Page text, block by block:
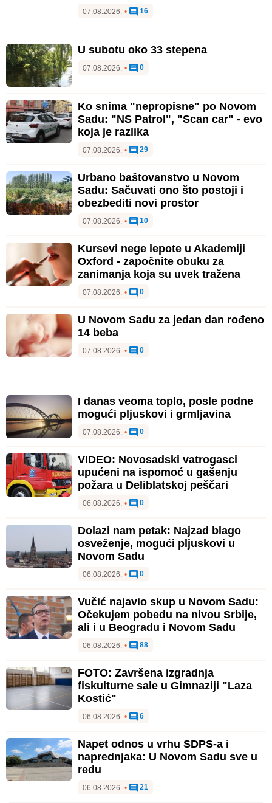
07.08.2026. • 16
U subotu oko 33 stepena
07.08.2026. • 0
Ko snima "nepropisne" po Novom
Sadu: "NS Patrol", "Scan car" - evo
koja je razlika
07.08.2026. • 29
Urbano baštovanstvo u Novom
Sadu: Sačuvati ono što postoji i
obezbediti novi prostor
07.08.2026. • 10
Kursevi nege lepote u Akademiji
Oxford - započnite obuku za
zanimanja koja su uvek tražena
07.08.2026. • 0
U Novom Sadu za jedan dan rođeno
14 beba
07.08.2026. • 0
I danas veoma toplo, posle podne
mogući pljuskovi i grmljavina
07.08.2026. • 0
VIDEO: Novosadski vatrogasci
upućeni na ispomoć u gašenju
požara u Deliblatskoj peščari
06.08.2026. • 0
Dolazi nam petak: Najzad blago
osveženje, mogući pljuskovi u
Novom Sadu
06.08.2026. • 0
Vučić najavio skup u Novom Sadu:
Očekujem pobedu na nivou Srbije,
ali i u Beogradu i Novom Sadu
06.08.2026. • 88
FOTO: Završena izgradnja
fiskulturne sale u Gimnaziji "Laza
Kostić"
06.08.2026. • 6
Napet odnos u vrhu SDPS-a i
naprednjaka: U Novom Sadu sve u
redu
06.08.2026. • 21